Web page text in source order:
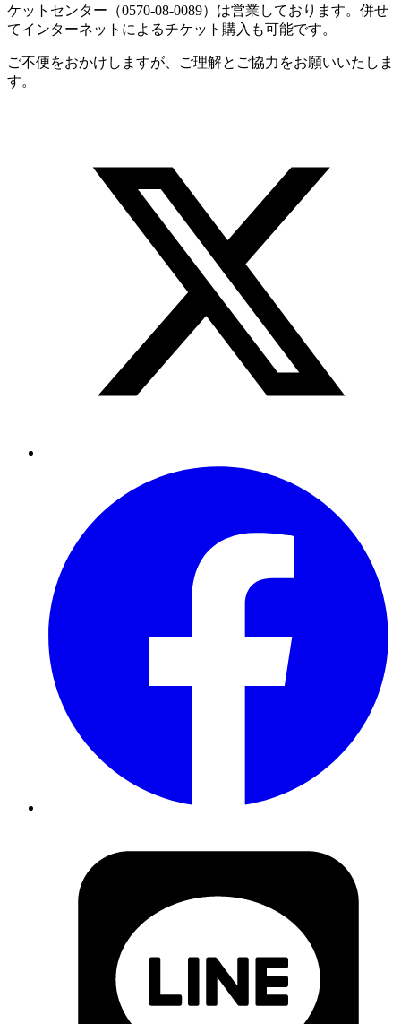
ケットセンター（0570-08-0089）は営業しております。併せ
てインターネットによるチケット購入も可能です。
ご不便をおかけしますが、ご理解とご協力をお願いいたしま
す。